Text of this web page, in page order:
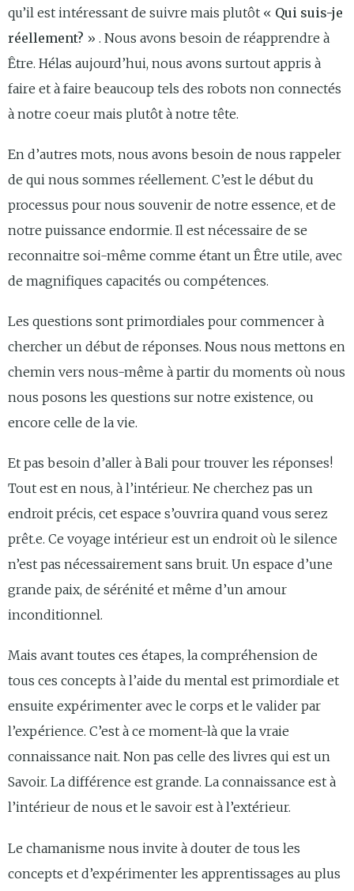
qu’il est intéressant de suivre mais plutôt « Qui suis-je
réellement? » . Nous avons besoin de réapprendre à
Être. Hélas aujourd’hui, nous avons surtout appris à
faire et à faire beaucoup tels des robots non connectés
à notre coeur mais plutôt à notre tête.
En d’autres mots, nous avons besoin de nous rappeler
de qui nous sommes réellement. C’est le début du
processus pour nous souvenir de notre essence, et de
notre puissance endormie. Il est nécessaire de se
reconnaitre soi-même comme étant un Être utile, avec
de magnifiques capacités ou compétences.
Les questions sont primordiales pour commencer à
chercher un début de réponses. Nous nous mettons en
chemin vers nous-même à partir du moments où nous
nous posons les questions sur notre existence, ou
encore celle de la vie.
Et pas besoin d’aller à Bali pour trouver les réponses!
Tout est en nous, à l’intérieur. Ne cherchez pas un
endroit précis, cet espace s’ouvrira quand vous serez
prêt.e. Ce voyage intérieur est un endroit où le silence
n’est pas nécessairement sans bruit. Un espace d’une
grande paix, de sérénité et même d’un amour
inconditionnel.
Mais avant toutes ces étapes, la compréhension de
tous ces concepts à l’aide du mental est primordiale et
ensuite expérimenter avec le corps et le valider par
l’expérience. C’est à ce moment-là que la vraie
connaissance nait. Non pas celle des livres qui est un
Savoir. La différence est grande. La connaissance est à
l’intérieur de nous et le savoir est à l’extérieur.
Le chamanisme nous invite à douter de tous les
concepts et d’expérimenter les apprentissages au plus